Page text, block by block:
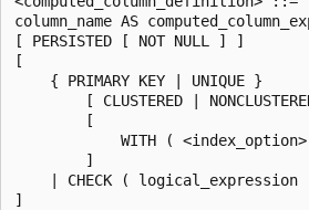
column_name AS
[ PERSISTED [ NOT NULL ] ]
[
    { PRIMARY KEY | UNIQUE }
[ CLUSTERED |
        [
WITH (
        ]
| CHECK ( logical_expression
]